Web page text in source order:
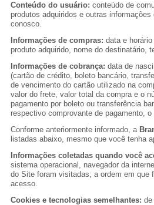
Conteúdo do usuário: conteúdo de
produtos adquiridos e outras
conosco.
Informações de compras: data e
produto adquirido, nome do destinatário,
Informações de cobrança: data de
(cartão de crédito, boleto bancário,
de vencimento do cartão utilizado na
valor do frete, valor total da compra e o
pagamento por boleto ou transferência
respectivo comprovante de pagamento,
Conforme anteriormente informado, a
listadas abaixo, mesmo que você tenha
Informações coletadas quando você
sistema operacional, navegador da
do Site foram visitadas; a ordem em
acesso.
Cookies e tecnologias semelhantes: